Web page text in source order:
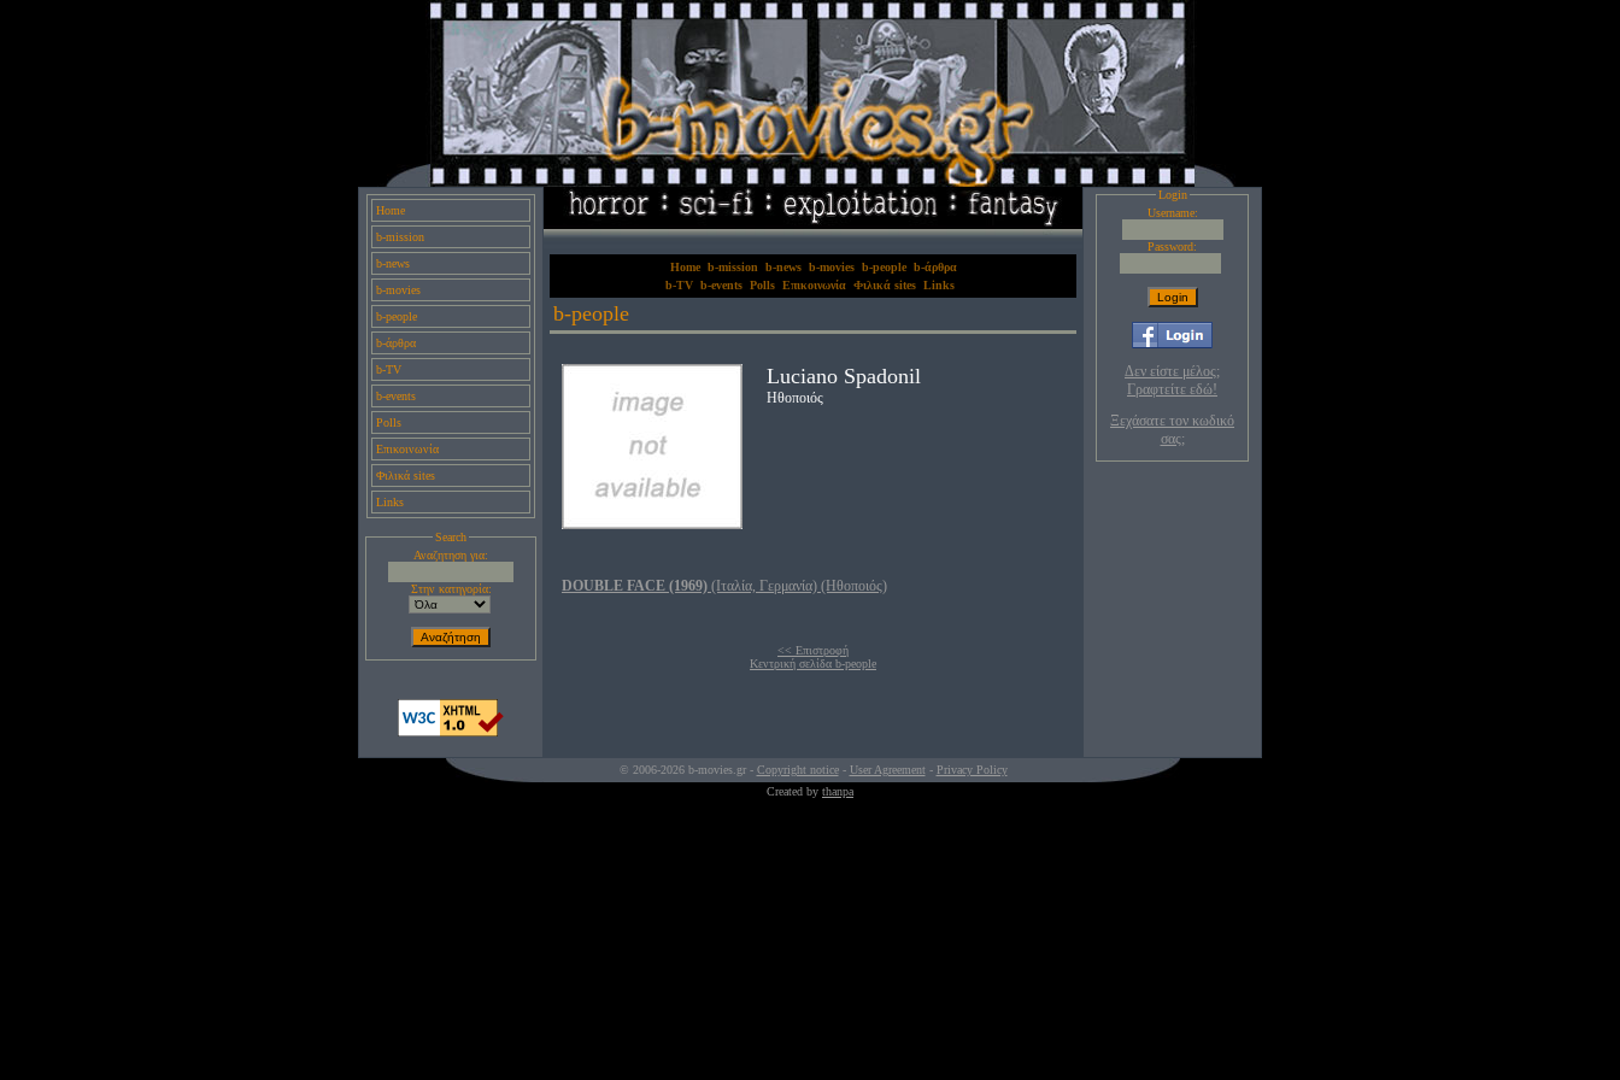
Home
b-mission
b-news
b-movies
b-people
b-άρθρα
b-TV
b-events
Polls
Επικοινωνία
Φιλικά sites
Links
Search
Αναζητηση για:
Στην κατηγορία:
Home b-mission b-news b-movies b-people b-άρθρα
b-TV b-events Polls Επικοινωνία Φιλικά sites Links
b-people
Luciano Spadonil
Ηθοποιός
DOUBLE FACE (1969) (Ιταλία, Γερμανία) (Ηθοποιός)
<< Επιστροφή
Κεντρική σελίδα b-people
Login
Username:
Password:
Δεν είστε μέλος;
Γραφτείτε εδώ!
Ξεχάσατε τον κωδικό
σας;
© 2006-2026 b-movies.gr - Copyright notice- User Agreement - Privacy Policy
Created by thanpa